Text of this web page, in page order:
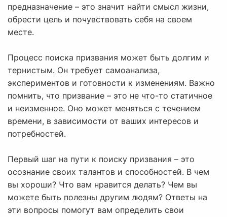
предназначение – это значит найти смысл жизни,
обрести цель и почувствовать себя на своем
месте.
Процесс поиска призвания может быть долгим и
тернистым. Он требует самоанализа,
экспериментов и готовности к изменениям. Важно
помнить, что призвание – это не что-то статичное
и неизменное. Оно может меняться с течением
времени, в зависимости от ваших интересов и
потребностей.
Первый шаг на пути к поиску призвания – это
осознание своих талантов и способностей. В чем
вы хороши? Что вам нравится делать? Чем вы
можете быть полезны другим людям? Ответы на
эти вопросы помогут вам определить свои